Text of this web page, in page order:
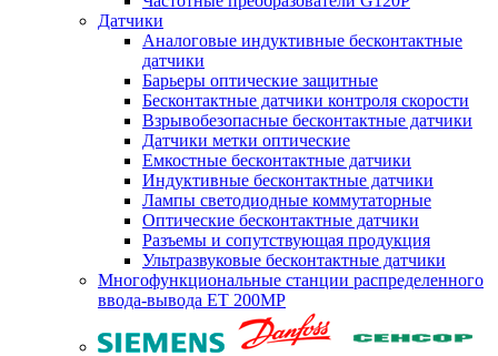
Датчики
Аналоговые индуктивные бесконтактные
датчики
Барьеры оптические защитные
Бесконтактные датчики контроля скорости
Взрывобезопасные бесконтактные датчики
Датчики метки оптические
Емкостные бесконтактные датчики
Индуктивные бесконтактные датчики
Лампы светодиодные коммутаторные
Оптические бесконтактные датчики
Разъемы и сопутствующая продукция
Ультразвуковые бесконтактные датчики
Многофункциональные станции распределенного
ввода-вывода ET 200MP